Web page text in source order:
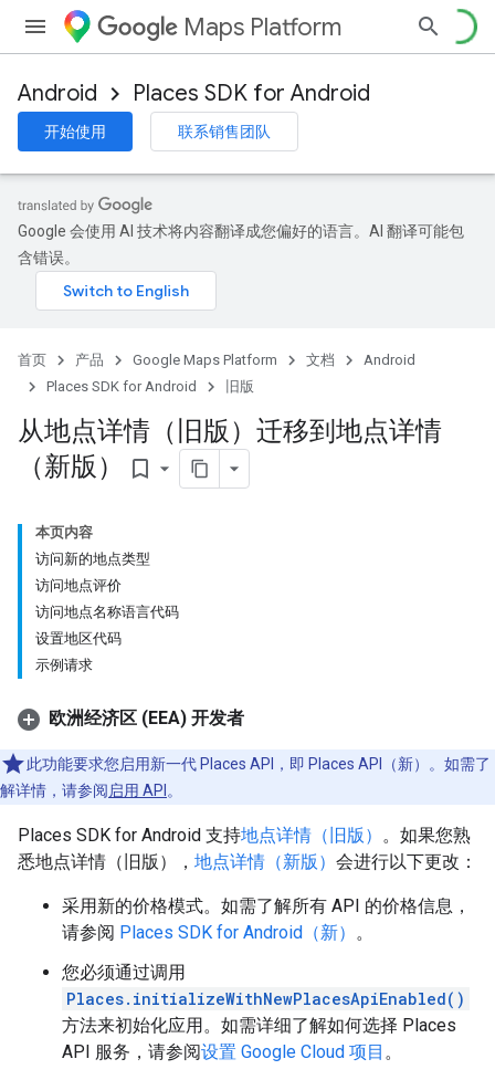
Maps Platform
Android Places SDK for Android
开始使用 联系销售团队
Google 会使用 AI 技术将内容翻译成您偏好的语言。AI 翻译可能包
含错误。
首页 产品 Google Maps Platform 文档
Android
Places SDK for Android
旧版
从地点详情（旧版）迁移到地点详情
（新版）
bookmark_border
本页内容
访问新的地点类型
访问地点评价
访问地点名称语言代码
设置地区代码
示例请求
欧洲经济区 (EEA) 开发者
此功能要求您启用新一代 Places API，即 Places API（新）。如需了
解详情，请参阅启用 API 。
Places SDK for Android 支持地点详情（旧版） 。如果您熟
悉地点详情（旧版）， 地点详情（新版） 会进行以下更改：
采用新的价格模式。如需了解所有 API 的价格信息，
请参阅 Places SDK for Android（新） 。
您必须通过调用
Places.initializeWithNewPlacesApiEnabled()
方法来初始化应用。如需详细了解如何选择 Places
API 服务，请参阅设置 Google Cloud 项目 。